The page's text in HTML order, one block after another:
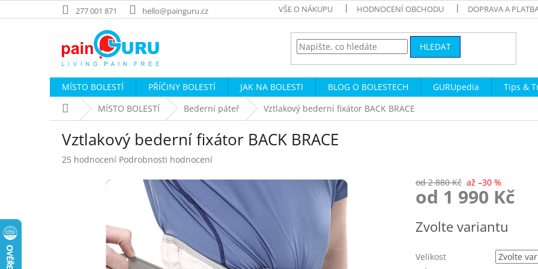
na
277 001 871 hello@painguru.cz VŠE O NÁKUPU HODNOCENÍ OBCHODU DOPRAVA A
HLEDAT
MÍSTO BOLESTÍ PŘÍČINY BOLESTÍ JAK NA BOLESTI BLOG O BOLESTECH GURUpedia Tips &
Domů MÍSTO BOLESTÍ Bederní páteř Vztlakový bederní fixátor BACK BRACE
Vztlakový bederní fixátor BACK BRACE
Průměrné
25 hodnocení Podrobnosti hodnocení
od 2 880 Kč až –30 %
od 1 990 Kč
cena:
Zvolte variantu
Velikost